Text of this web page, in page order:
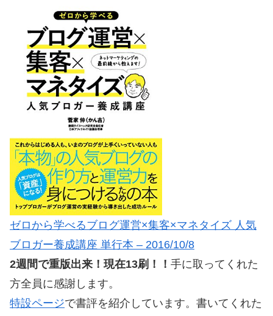
ゼロから学べるブログ運営×集客×マネタイズ 人気
ブロガー養成講座 単行本 – 2016/10/8
2週間で重版出来！現在13刷！！ 手に取ってくれた
方全員に感謝します。
特設ページで書評を紹介しています。書いてくれた